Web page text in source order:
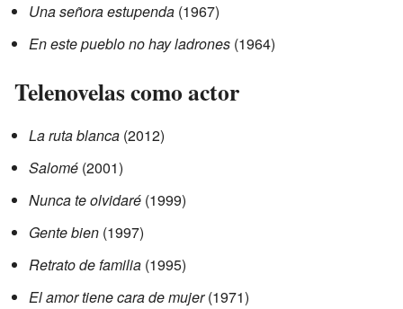
Una señora estupenda (1967)
En este pueblo no hay ladrones (1964)
Telenovelas como actor
La ruta blanca (2012)
Salomé (2001)
Nunca te olvidaré (1999)
Gente bien (1997)
Retrato de familia (1995)
El amor tiene cara de mujer(1971)